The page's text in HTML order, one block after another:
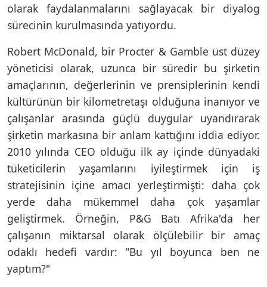
olarak faydalanmalarını sağlayacak bir diyalog
sürecinin kurulmasında yatıyordu.
Robert McDonald, bir Procter & Gamble üst düzey
yöneticisi olarak, uzunca bir süredir bu şirketin
amaçlarının, değerlerinin ve prensiplerinin kendi
kültürünün bir kilometretaşı olduğuna inanıyor ve
çalışanlar arasında güçlü duygular uyandırarak
şirketin markasına bir anlam kattığını iddia ediyor.
2010 yılında CEO olduğu ilk ay içinde dünyadaki
tüketicilerin yaşamlarını iyileştirmek için iş
stratejisinin içine amacı yerleştirmişti: daha çok
yerde daha mükemmel daha çok yaşamlar
geliştirmek. Örneğin, P&G Batı Afrika'da her
çalışanın miktarsal olarak ölçülebilir bir amaç
odaklı hedefi vardır: "Bu yıl boyunca ben ne
yaptım?"